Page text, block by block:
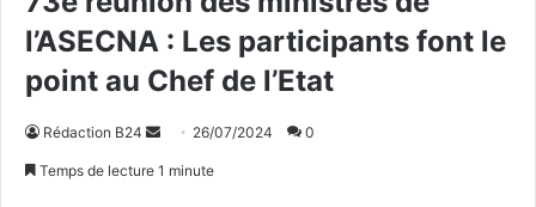
l’ASECNA : Les participants font le
point au Chef de l’Etat
Rédaction B24 26/07/2024 0
Temps de lecture 1 minute